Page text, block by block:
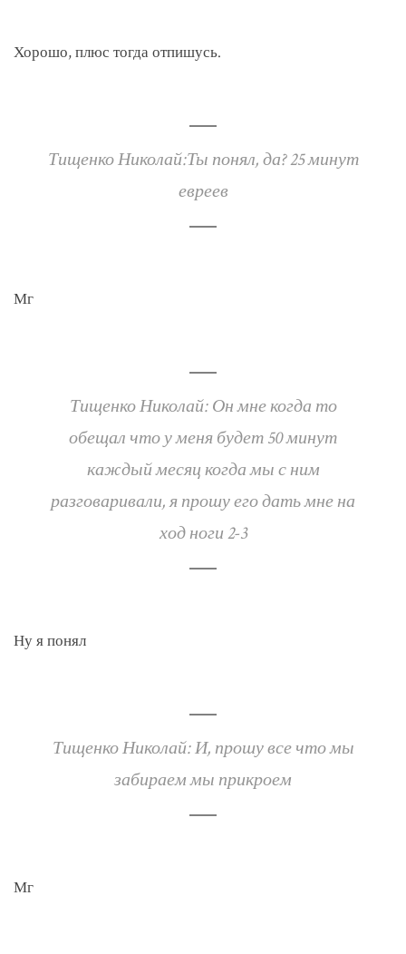
Хорошо, плюс тогда отпишусь.
Тищенко Николай:Ты понял, да? 25 минут
евреев
Мг
Тищенко Николай: Он мне когда то
обещал что у меня будет 50 минут
каждый месяц когда мы с ним
разговаривали, я прошу его дать мне на
ход ноги 2-3
Ну я понял
Тищенко Николай: И, прошу все что мы
забираем мы прикроем
Мг